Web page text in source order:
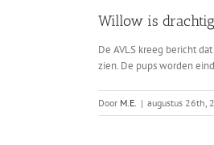
Willow is drachtig
De AVLS kreeg bericht
zien. De pups worden
Door M.E. | augustus 26th,